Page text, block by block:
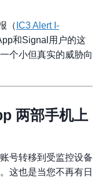
（ IC3 Alert I-
和Signal用户的这
个小但真实的威胁向
两部手机上
号转移到受监控设备
这也是当您不再有日